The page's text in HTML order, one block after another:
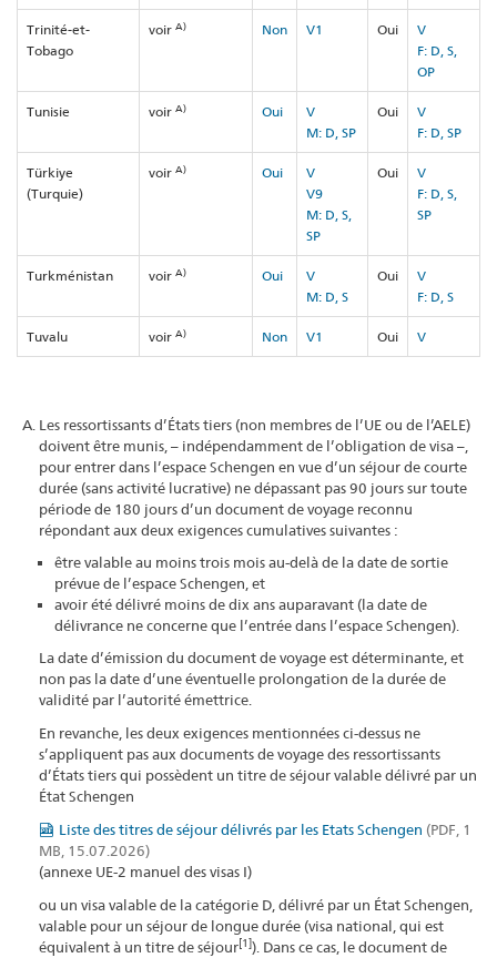
Trinité-et-
Tobago
voir A) Non V1 Oui
V
F: D, S,
OP
Tunisie voir A) Oui
V
M: D, SP
Oui
V
F: D, SP
Türkiye
(Turquie)
voir A) Oui
V
V9
M: D, S,
SP
Oui
V
F: D, S,
SP
Turkménistan voir A) Oui
V
M: D, S
Oui
V
F: D, S
Tuvalu voir A) Non V1 Oui V
Les ressortissants d’États tiers (non membres de l’UE ou de l’AELE)
doivent être munis, – indépendamment de l’obligation de visa –,
pour entrer dans l’espace Schengen en vue d’un séjour de courte
durée (sans activité lucrative) ne dépassant pas 90 jours sur toute
période de 180 jours d’un document de voyage reconnu
répondant aux deux exigences cumulatives suivantes :
être valable au moins trois mois au-delà de la date de sortie
prévue de l’espace Schengen, et
avoir été délivré moins de dix ans auparavant (la date de
délivrance ne concerne que l’entrée dans l’espace Schengen).
La date d’émission du document de voyage est déterminante, et
non pas la date d’une éventuelle prolongation de la durée de
validité par l’autorité émettrice.
En revanche, les deux exigences mentionnées ci-dessus ne
s’appliquent pas aux documents de voyage des ressortissants
d’États tiers qui possèdent un titre de séjour valable délivré par un
État Schengen
Liste des titres de séjour délivrés par les Etats Schengen (PDF, 1
MB, 15.07.2026)
(annexe UE-2 manuel des visas I)
ou un visa valable de la catégorie D, délivré par un État Schengen,
valable pour un séjour de longue durée (visa national, qui est
équivalent à un titre de séjour[1]). Dans ce cas, le document de